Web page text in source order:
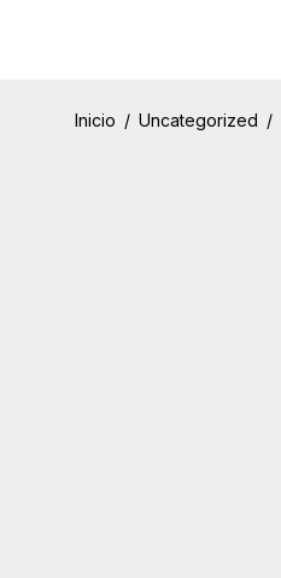
Inicio / Uncategorized /